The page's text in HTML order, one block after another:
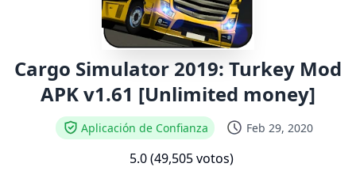
Cargo Simulator 2019: Turkey Mod
APK v1.61 [Unlimited money]
Aplicación de Confianza Feb 29, 2020
5.0 (49,505 votos)